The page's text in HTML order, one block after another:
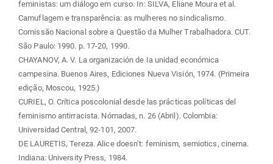
feministas: um diálogo em curso. In: SILVA, Eliane Moura et al.
Camuflagem e transparência: as mulheres no sindicalismo.
Comissão Nacional sobre a Questão da Mulher Trabalhadora. CUT.
São Paulo: 1990. p. 17-20, 1990.
CHAYANOV, A. V. La organización de Ia unidad económica
campesina. Buenos Aires, Ediciones Nueva Visión, 1974. (Primeira
edição, Moscou, 1925.)
CURIEL, O. Crítica poscolonial desde las prácticas políticas del
feminismo antirracista. Nómadas, n. 26 (Abril). Colombia:
Universidad Central, 92-101, 2007.
DE LAURETIS, Tereza. Alice doesn’t: feminism, semiotics, cinema.
Indiana: University Press, 1984.